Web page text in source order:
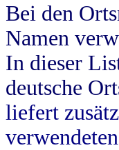
Bei den
Namen
In dieser
deutsche
liefert